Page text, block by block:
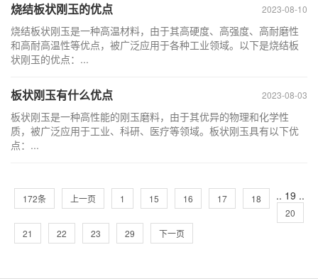
2023-08-10
烧结板状刚玉的优点
烧结板状刚玉是一种高温材料，由于其高硬度、高强度、高耐磨性
和高耐高温性等优点，被广泛应用于各种工业领域。以下是烧结板
状刚玉的优点：...
2023-08-03
板状刚玉有什么优点
板状刚玉是一种高性能的刚玉磨料，由于其优异的物理和化学性
质，被广泛应用于工业、科研、医疗等领域。板状刚玉具有以下优
点：...
172条 上一页 1 ..
15 16 17 18 19
20
21
22 23
..
29 下一页